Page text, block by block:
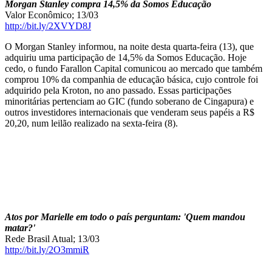
Morgan Stanley compra 14,5% da Somos Educação
Valor Econômico; 13/03
http://bit.ly/2XVYD8J
O Morgan Stanley informou, na noite desta quarta-feira (13), que
adquiriu uma participação de 14,5% da Somos Educação. Hoje
cedo, o fundo Farallon Capital comunicou ao mercado que também
comprou 10% da companhia de educação básica, cujo controle foi
adquirido pela Kroton, no ano passado. Essas participações
minoritárias pertenciam ao GIC (fundo soberano de Cingapura) e
outros investidores internacionais que venderam seus papéis a R$
20,20, num leilão realizado na sexta-feira (8).
Atos por Marielle em todo o país perguntam: 'Quem mandou
matar?'
Rede Brasil Atual; 13/03
http://bit.ly/2O3mmiR